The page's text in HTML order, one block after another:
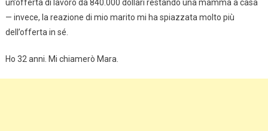
un’offerta di lavoro da 840.000 dollari restando una mamma a casa
— invece, la reazione di mio marito mi ha spiazzata molto più
dell’offerta in sé.
Ho 32 anni. Mi chiamerò Mara.